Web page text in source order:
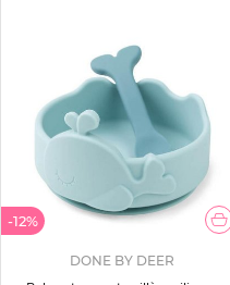
-12%
DONE BY DEER